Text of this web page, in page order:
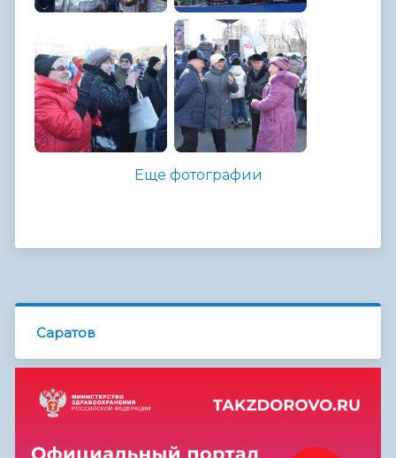
Еще фотографии
Саратов